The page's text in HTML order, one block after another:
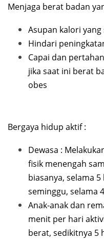
Menjaga berat badan
Asupan kalori
Hindari
Capai dan
jika saat ini berat
obes
Bergaya hidup aktif :
Dewasa :
fisik menengah
biasanya, selama
seminggu, selama
Anak-anak dan
menit per hari
berat, sedikitnya 5